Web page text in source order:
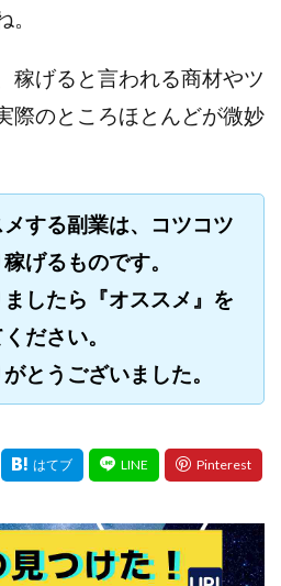
稼げると言われる商材やツ
際のところほとんどが微妙
する副業は、コツコツ
げるものです。
したら『オススメ』を
ださい。
とうございました。